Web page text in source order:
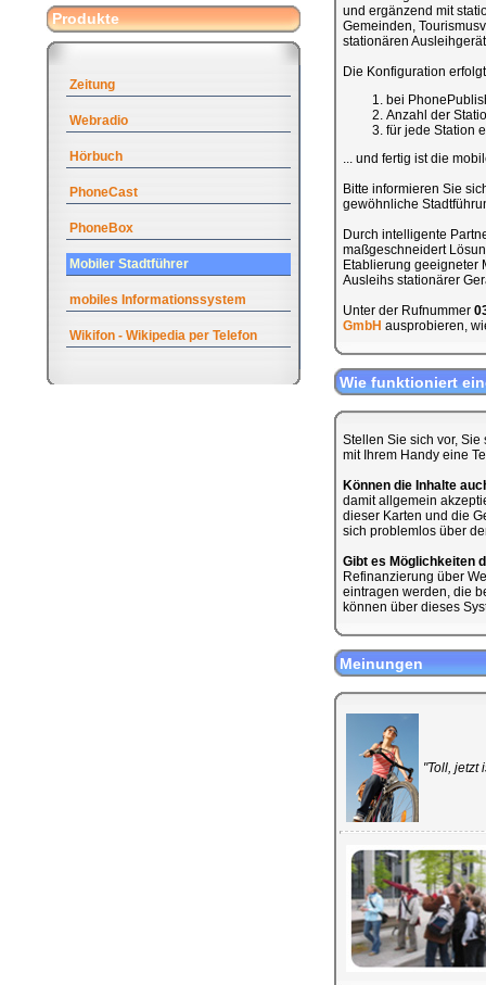
Produkte
Zeitung
Webradio
Hörbuch
PhoneCast
PhoneBox
Mobiler Stadtführer
mobiles Informationssystem
Wikifon - Wikipedia per Telefon
und ergänzend mit
Gemeinden,
stationären
Die Konfiguration
bei
Anzahl der
für jede Station
... und fertig ist die
Bitte informieren Sie
gewöhnliche
Durch intelligente
maßgeschneidert
Etablierung geeigneter
Ausleihs stationärer
Unter der Rufnummer
GmbH ausprobieren,
Wie funktioniert
Stellen Sie sich vor,
mit Ihrem Handy eine
Können die Inhalte
damit allgemein
dieser Karten und die
sich problemlos über
Gibt es Möglichkeiten
Refinanzierung über
eintragen werden, die
können über dieses
Meinungen
"Toll, jetzt